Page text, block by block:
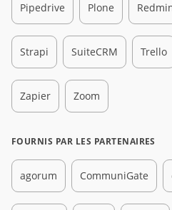
Pipedrive Plone
Strapi SuiteCRM Trello
Zapier Zoom
FOURNIS PAR LES PARTENAIRES
agorum CommuniGate